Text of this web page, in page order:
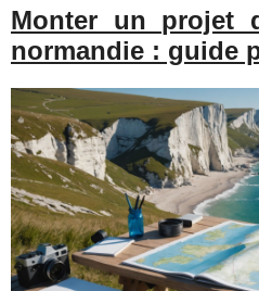
Monter un projet
normandie : guide